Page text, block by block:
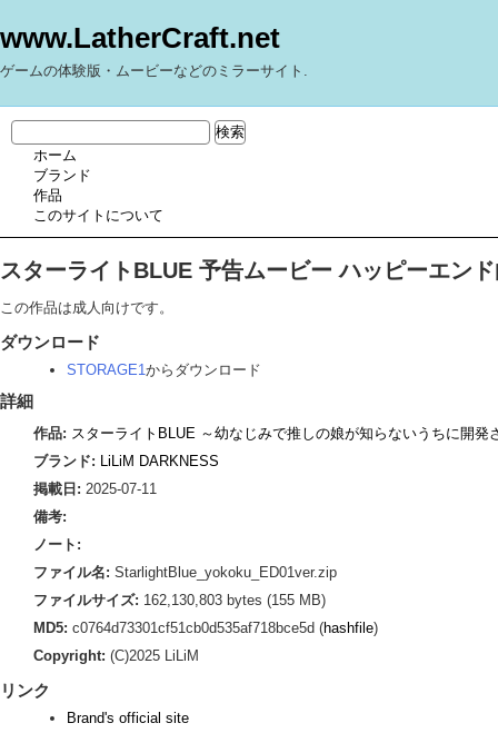
www.LatherCraft.net
ゲームの体験版・ムービーなどのミラーサイト.
ホーム
ブランド
作品
このサイトについて
スターライトBLUE 予告ムービー ハッピーエン
この作品は成人向けです。
ダウンロード
STORAGE1からダウンロード
詳細
作品: スターライトBLUE ～幼なじみで推しの娘が知らないうちに開発
ブランド: LiLiM DARKNESS
掲載日: 2025-07-11
備考:
ノート:
ファイル名: StarlightBlue_yokoku_ED01ver.zip
ファイルサイズ: 162,130,803 bytes (155 MB)
MD5: c0764d73301cf51cb0d535af718bce5d (hashfile)
Copyright: (C)2025 LiLiM
リンク
Brand's official site